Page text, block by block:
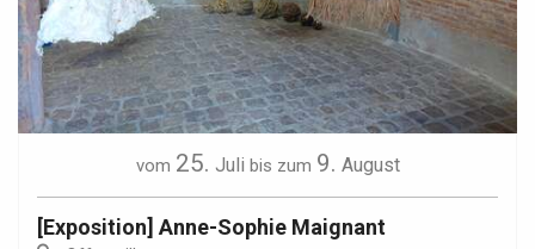
vom 25. Juli bis zum 9. August
[Exposition] Anne-Sophie Maignant